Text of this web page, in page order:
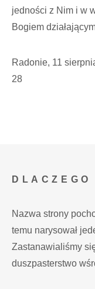
jedności z Nim i w
Bogiem
Radonie, 11
28
Nazwa strony
temu narysował
Zastanawialiśmy
duszpasterstwo